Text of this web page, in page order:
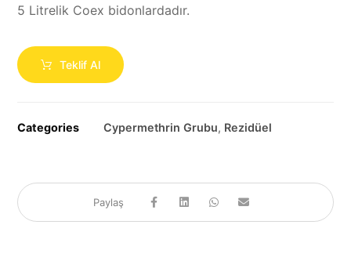
5 Litrelik Coex bidonlardadır.
Teklif Al
Categories Cypermethrin Grubu, Rezidüel